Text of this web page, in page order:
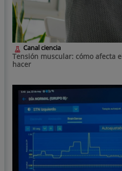
Canal ciencia
Tensión muscular: cómo afecta
hacer